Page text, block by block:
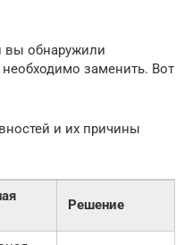
вы обнаружили
заменить. Вот
и их причины
Решение